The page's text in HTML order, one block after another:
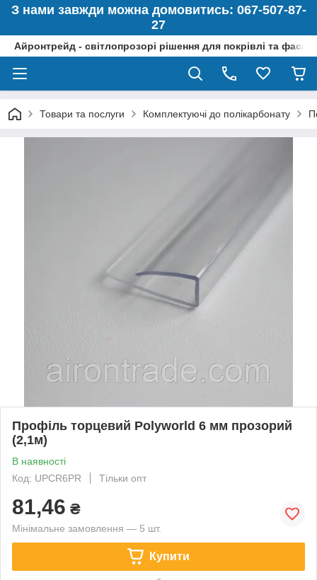
З нами завжди можна домовитись: 067-507-87-
27
Айронтрейд - світлопрозорі рішення для покрівлі та
Товари та послуги Комплектуючі до полікарбонату
Профіль торцевий Polyworld 6 мм прозорий
(2,1м)
В наявності
Код: UPCR6PR
Тільки опт
81,46 ₴
Мінімальне замовлення — 5 шт.
Купити